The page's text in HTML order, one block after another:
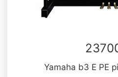
Yamaha b3 E PE